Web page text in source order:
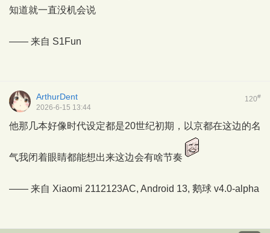
知道就一直没机会说
—— 来自 S1Fun
120#
ArthurDent
2026-6-15 13:44
他那几本好像时代设定都是20世纪初期，以京都在这边的名
气我闭着眼睛都能想出来这边会有啥节奏
—— 来自 Xiaomi 2112123AC, Android 13, 鹅球 v4.0-alpha